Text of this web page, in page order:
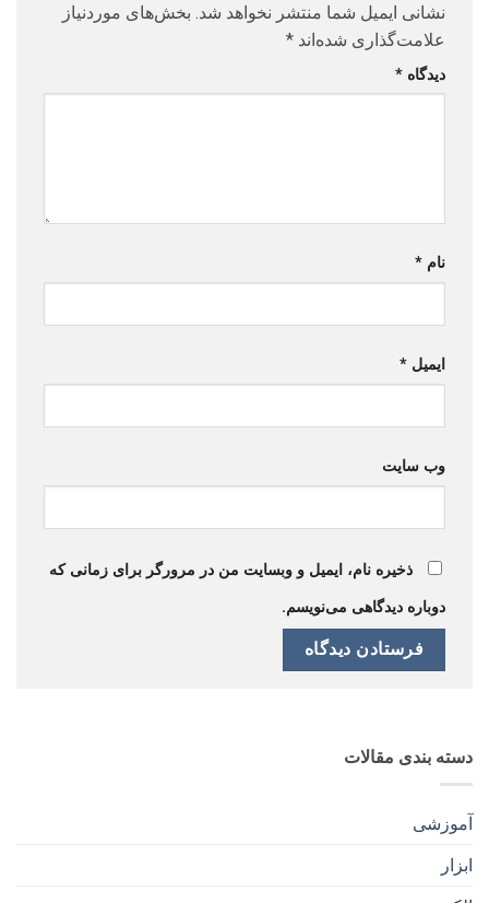
نشانی ایمیل شما منتشر نخواهد شد. بخش‌های موردنیاز
علامت‌گذاری شده‌اند *
دیدگاه *
نام *
ایمیل *
وب‌ سایت
ذخیره نام، ایمیل و وبسایت من در مرورگر برای زمانی که
دوباره دیدگاهی می‌نویسم.
دسته بندی مقالات
آموزشی
ابزار